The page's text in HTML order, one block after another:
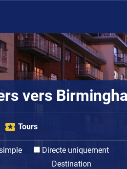
vers
Tours
Directe uniquement
Destination